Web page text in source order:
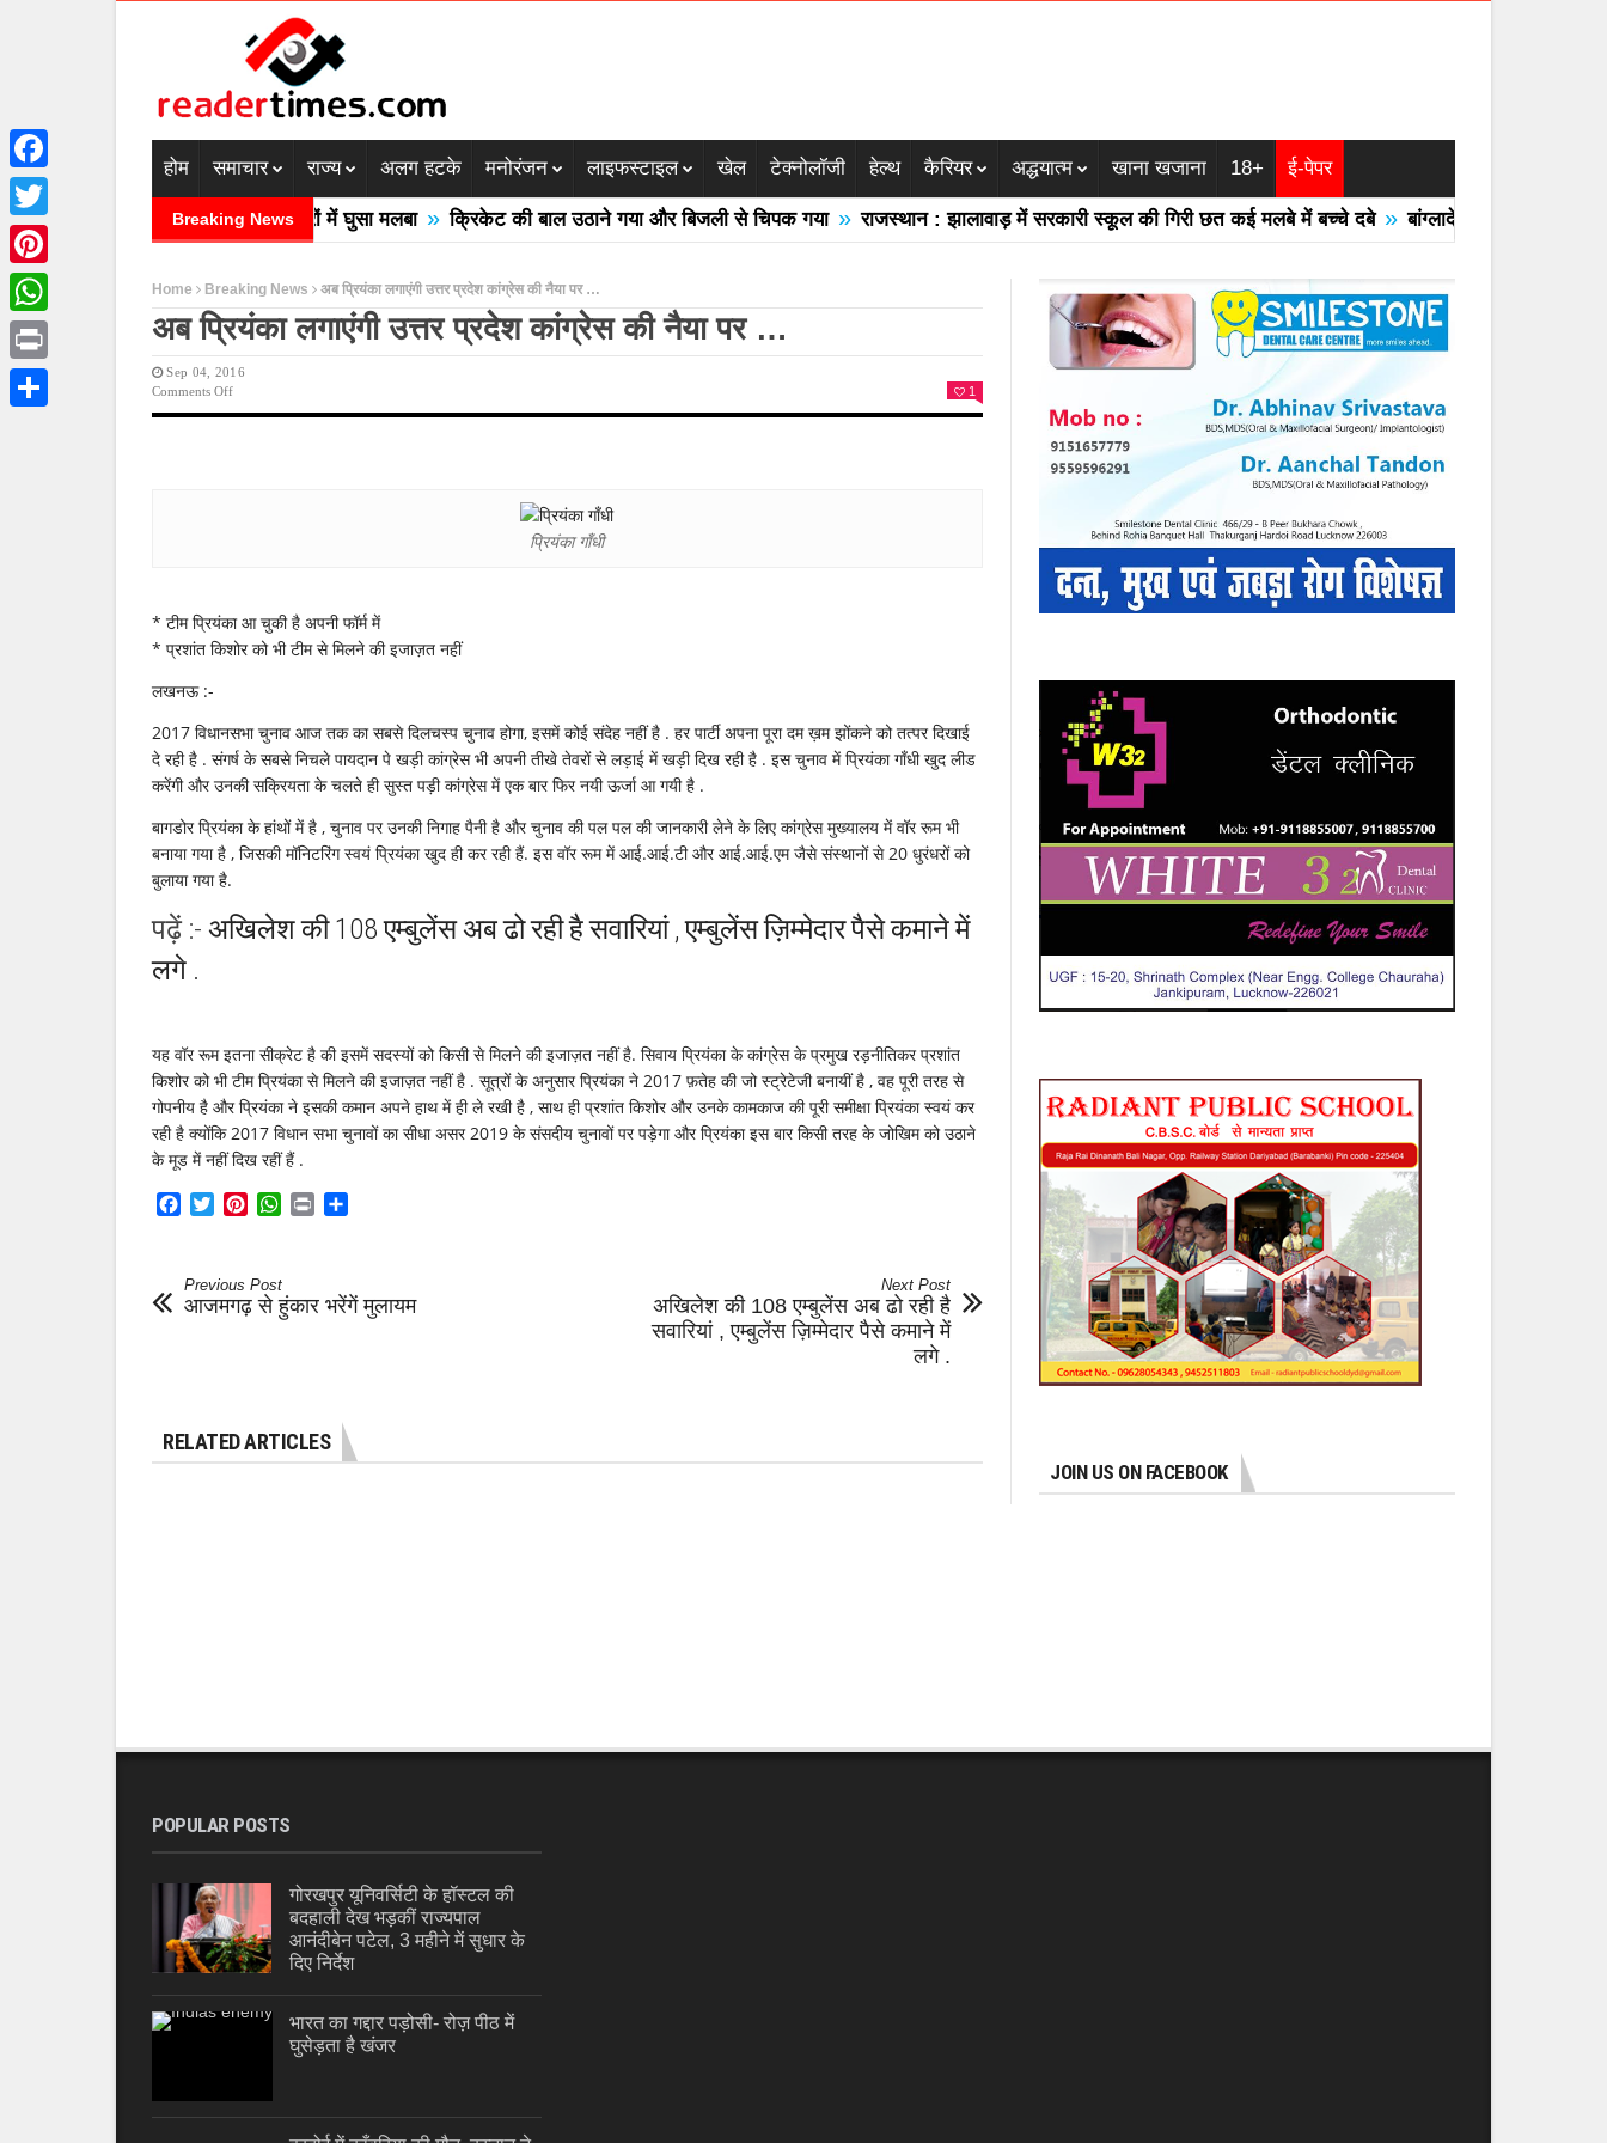
होम समाचार राज्य अलग हटके मनोरंजन लाइफस्टाइल खेल टेक्नोलॉजी हेल्थ कैरियर अद्धयात्म खाना खजाना 18+ ई-पेपर
Breaking News
में बादल फटने से तीन की मौत घरों में घुसा मलबा » क्रिकेट की बाल उठाने गया और बिजली से चिपक गया » राजस्थान : झालावाड़ में सरकारी स्कूल की गिरी छत कई मलबे में बच्चे दबे » बांग्लादेश का एयरफोर्स का F -7
Home Breaking News अब प्रियंका लगाएंगी उत्तर प्रदेश कांग्रेस की नैया पर …
अब प्रियंका लगाएंगी उत्तर प्रदेश कांग्रेस की नैया पर …
Sep 04, 2016
Comments OffOn
1
प्रियंका गाँधी
* टीम प्रियंका आ चुकी है अपनी फॉर्म में
* प्रशांत किशोर को भी टीम से मिलने की इजाज़त नहीं
लखनऊ :-
2017 विधानसभा चुनाव आज तक का सबसे दिलचस्प चुनाव होगा, इसमें कोई संदेह नहीं है . हर पार्टी अपना पूरा दम ख़म झोंकने को तत्पर दिखाई
दे रही है . संगर्ष के सबसे निचले पायदान पे खड़ी कांग्रेस भी अपनी तीखे तेवरों से लड़ाई में खड़ी दिख रही है . इस चुनाव में प्रियंका गाँधी खुद लीड
करेंगी और उनकी सक्रियता के चलते ही सुस्त पड़ी कांग्रेस में एक बार फिर नयी ऊर्जा आ गयी है .
बागडोर प्रियंका के हांथों में है , चुनाव पर उनकी निगाह पैनी है और चुनाव की पल पल की जानकारी लेने के लिए कांग्रेस मुख्यालय में वॉर रूम भी
बनाया गया है , जिसकी मॉनिटरिंग स्वयं प्रियंका खुद ही कर रही हैं. इस वॉर रूम में आई.आई.टी और आई.आई.एम जैसे संस्थानों से 20 धुरंधरों को
बुलाया गया है.
पढ़ें :- अखिलेश की 108 एम्बुलेंस अब ढो रही है सवारियां , एम्बुलेंस ज़िम्मेदार पैसे कमाने में
लगे .
यह वॉर रूम इतना सीक्रेट है की इसमें सदस्यों को किसी से मिलने की इजाज़त नहीं है. सिवाय प्रियंका के कांग्रेस के प्रमुख रड़नीतिकर प्रशांत
किशोर को भी टीम प्रियंका से मिलने की इजाज़त नहीं है . सूत्रों के अनुसार प्रियंका ने 2017 फ़तेह की जो स्ट्रेटेजी बनायीं है , वह पूरी तरह से
गोपनीय है और प्रियंका ने इसकी कमान अपने हाथ में ही ले रखी है , साथ ही प्रशांत किशोर और उनके कामकाज की पूरी समीक्षा प्रियंका स्वयं कर
रही है क्योंकि 2017 विधान सभा चुनावों का सीधा असर 2019 के संसदीय चुनावों पर पड़ेगा और प्रियंका इस बार किसी तरह के जोखिम को उठाने
के मूड में नहीं दिख रहीं हैं .
Facebook
TwitterPinterestWhatsApp
Print
Previous Post
आजमगढ़ से हुंकार भरेंगें मुलायम
Next Post
अखिलेश की 108 एम्बुलेंस अब ढो रही है
सवारियां , एम्बुलेंस ज़िम्मेदार पैसे कमाने में
लगे .
RELATED ARTICLES
JOIN US ON FACEBOOK
POPULAR POSTS
गोरखपुर यूनिवर्सिटी के हॉस्टल की
बदहाली देख भड़कीं राज्यपाल
आनंदीबेन पटेल, 3 महीने में सुधार के
दिए निर्देश
भारत का गद्दार पड़ोसी- रोज़ पीठ में
घुसेड़ता है खंजर
Facebook
Twitter
Pinterest
WhatsApp
Print